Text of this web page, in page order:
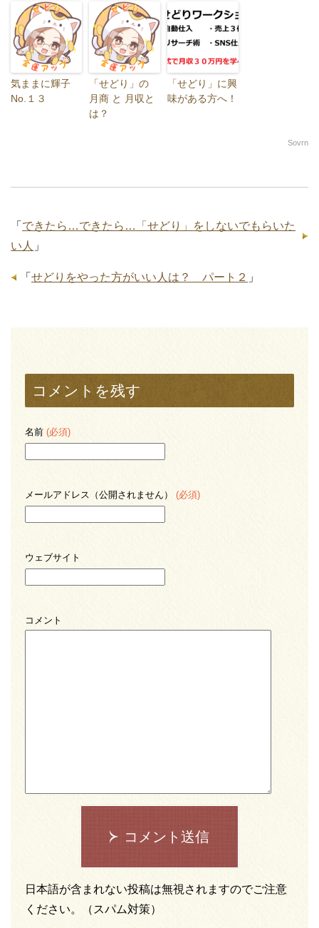
気ままに輝子
No.１３
「せどり」の
月商 と 月収と
は？
「せどり」に興
味がある方へ！
Sovrn
「 できたら…できたら…「せどり」をしないでもらいた
い人 」
「 せどりをやった方がいい人は？ パート２ 」
コメントを残す
名前 (必須)
メールアドレス（公開されません） (必須)
ウェブサイト
コメント
コメント送信
日本語が含まれない投稿は無視されますのでご注意
ください。（スパム対策）